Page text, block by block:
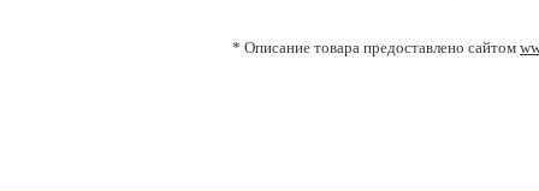
* Описание товара предоставлено сайтом